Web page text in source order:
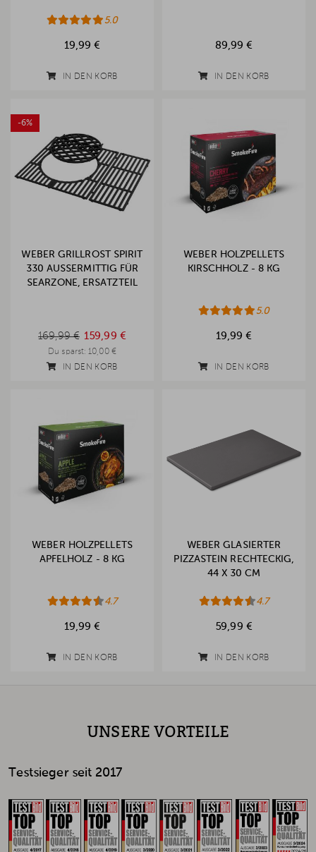
5.0
19,99 €
IN DEN KORB
89,99 €
IN DEN KORB
-6%
WEBER GRILLROST SPIRIT
330 AUSSERMITTIG FÜR S
EARZONE, ERSATZTEIL
169,99 € 159,99 €
Du sparst:10,00 €
IN DEN KORB
WEBER HOLZPELLETS
KIRSCHHOLZ - 8 KG
5.0
19,99 €
IN DEN KORB
WEBER HOLZPELLETS
APFELHOLZ - 8 KG
4.7
19,99 €
IN DEN KORB
WEBER GLASIERTER
PIZZASTEIN RECHTECKIG,
44 X 30 CM
4.7
59,99 €
IN DEN KORB
UNSERE VORTEILE
Testsieger seit 2017